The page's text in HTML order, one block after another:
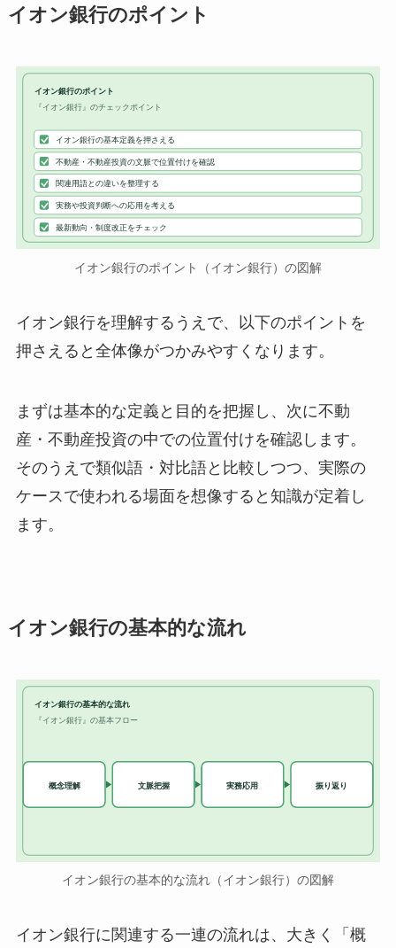
イオン銀行のポイント
イオン銀行のポイント
『イオン銀行』のチェックポイント
イオン銀行の基本定義を押さえる
不動産・不動産投資の文脈で位置付けを確認
関連用語との違いを整理する
実務や投資判断への応用を考える
最新動向・制度改正をチェック
イオン銀行のポイント（イオン銀行）の図解
イオン銀行を理解するうえで、以下のポイントを
押さえると全体像がつかみやすくなります。
まずは基本的な定義と目的を把握し、次に不動
産・不動産投資の中での位置付けを確認します。
そのうえで類似語・対比語と比較しつつ、実際の
ケースで使われる場面を想像すると知識が定着し
ます。
イオン銀行の基本的な流れ
イオン銀行の基本的な流れ
『イオン銀行』の基本フロー
概念理解 文脈把握 実務応用 振り返り
イオン銀行の基本的な流れ（イオン銀行）の図解
イオン銀行に関連する一連の流れは、大きく「概